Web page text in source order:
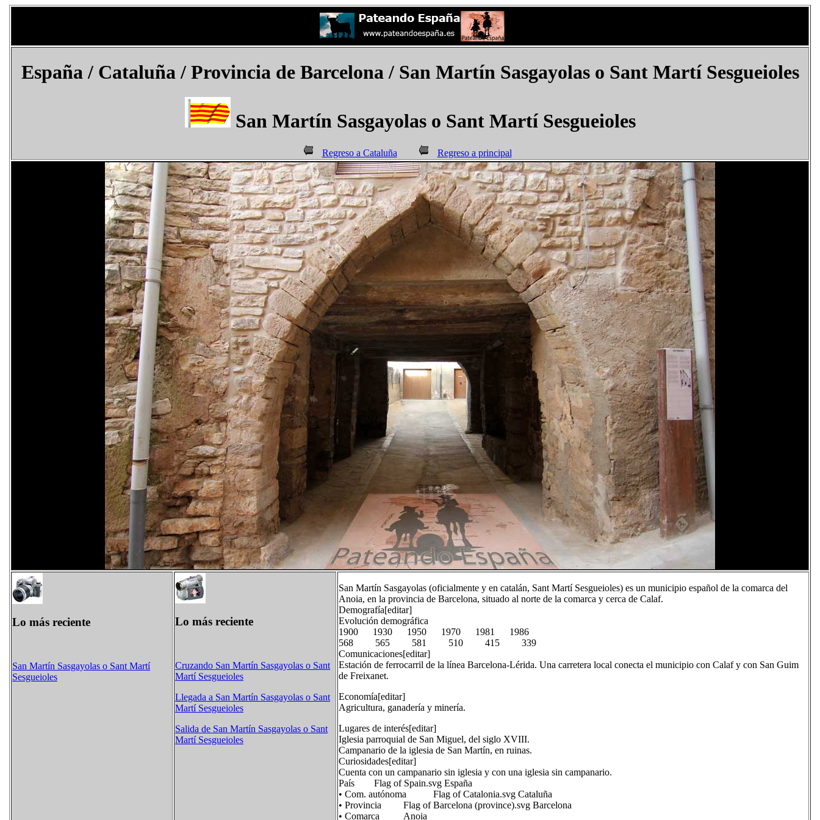
España/ Cataluña / Provincia de Barcelona / San Martín Sasgayolas o Sant Martí Sesgueioles
San Martín Sasgayolas o Sant Martí Sesgueioles
Regreso a Cataluña Regreso a principal
Lo más reciente
San Martín Sasgayolas o Sant Martí
Sesgueioles
Lo más reciente
Cruzando San Martín Sasgayolas o Sant
Martí Sesgueioles
Llegada a San Martín Sasgayolas o Sant
Martí Sesgueioles
Salida de San Martín Sasgayolas o Sant
Martí Sesgueioles
San Martín Sasgayolas (oficialmente y en catalán, Sant Martí Sesgueioles) es un municipio español de la comarca del
Anoia, en la provincia de Barcelona, situado al norte de la comarca y cerca de Calaf.
Demografía[editar]
Evolución demográfica
1900 1930 1950 1970 1981 1986
568 565 581 510 415 339
Comunicaciones[editar]
Estación de ferrocarril de la línea Barcelona-Lérida. Una carretera local conecta el municipio con Calaf y con San Guim
de Freixanet.
Economía[editar]
Agricultura, ganadería y minería.
Lugares de interés[editar]
Iglesia parroquial de San Miguel, del siglo XVIII.
Campanario de la iglesia de San Martín, en ruinas.
Curiosidades[editar]
Cuenta con un campanario sin iglesia y con una iglesia sin campanario.
País Flag of Spain.svg España
• Com. autónoma Flag of Catalonia.svg Cataluña
• Provincia Flag of Barcelona (province).svg Barcelona
• Comarca Anoia